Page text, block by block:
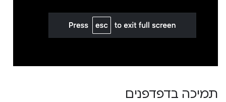
תמיכה בדפדפנים